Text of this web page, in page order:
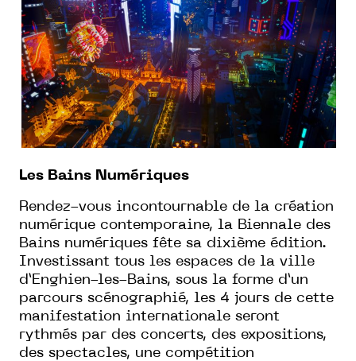
Les Bains Numériques
Rendez-vous incontournable de la création
numérique contemporaine, la Biennale des
Bains numériques fête sa dixième édition.
Investissant tous les espaces de la ville
d’Enghien-les-Bains, sous la forme d’un
parcours scénographié, les 4 jours de cette
manifestation internationale seront
rythmés par des concerts, des expositions,
des spectacles, une compétition